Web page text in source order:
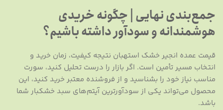
جمع‌بندی نهایی | چگونه خریدی
هوشمندانه و سودآور داشته باشیم؟
قیمت عمده انجیر خشک استهبان نتیجه کیفیت، زمان خرید و
انتخاب مسیر تأمین است. اگر بازار را درست تحلیل کنید، سورت
مناسب نیاز خود را بشناسید و از فروشنده معتبر خرید کنید، این
محصول می‌تواند یکی از سودآورترین آیتم‌های سبد خشکبار شما
باشد.